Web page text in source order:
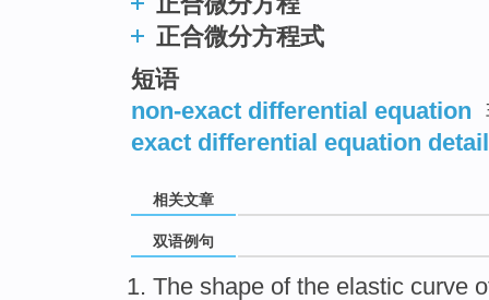
正合微分方程式
短语
non-exact differential equation
exact differential equation detail
相关文章
双语例句
The shape ofthe elastic curve